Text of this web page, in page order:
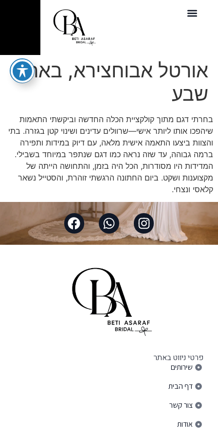
אורטל אבוחצירא, באר
שבע
בחרתי דגם מתוך קולקציית הכלה החדשה וביקשתי התאמות
שיהפכו אותו ליותר אישי—שרוולים עדינים ושינוי קטן בגזרה. בתי
והצוות ביצעו התאמה אישית מלאה, עם דיוק במידות ותפירה
ברמה גבוהה, עד שזה נראה כמו דגם שנתפר במיוחד בשבילי.
המדידות היו מסודרות, הכל היה בזמן, והתחושה הייתה של
מקצוענות ושקט. ביום החתונה הרגשתי זוהרת, והסטייל נשאר
קלאסי ונצחי.
פרטי ניווט באתר
שירותים
דף הבית
צור קשר
אודות